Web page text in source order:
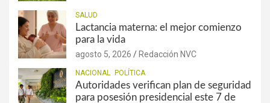
SALUD
Lactancia materna: el mejor comienzo
para la vida
agosto 5, 2026 Redacción NVC
NACIONAL POLÍTICA
Autoridades verifican plan de seguridad
para posesión presidencial este 7 de